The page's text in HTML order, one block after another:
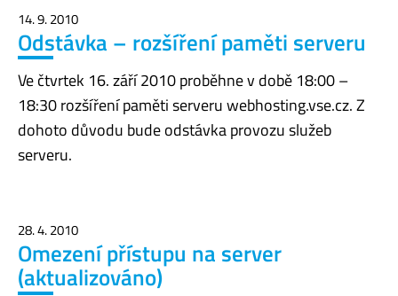
14. 9. 2010
Odstávka – rozšíření paměti serveru
Ve čtvrtek 16. září 2010 proběhne v době 18:00 –
18:30 rozšíření paměti serveru webhosting.vse.cz. Z
dohoto důvodu bude odstávka provozu služeb
serveru.
28. 4. 2010
Omezení přístupu na server
(aktualizováno)